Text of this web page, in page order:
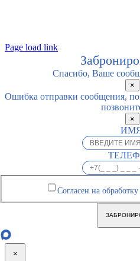
Page load link
Спасибо, Ваше
×
Ошибка отправки сообщения,
×
Согласен на
×